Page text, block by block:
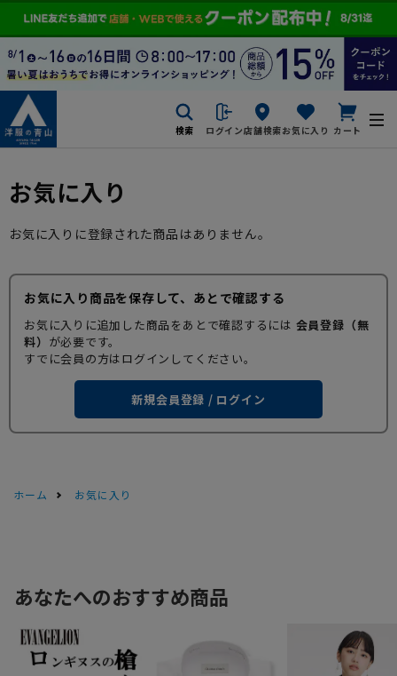
検索 ログイン店舗検索お気に入り カート
お気に入り
お気に入りに登録された商品はありません。
お気に入り商品を保存して、あとで確認する
お気に入りに追加した商品をあとで確認するには 会員登録（無
料） が必要です。
すでに会員の方はログインしてください。
新規会員登録 / ログイン
ホーム お気に入り